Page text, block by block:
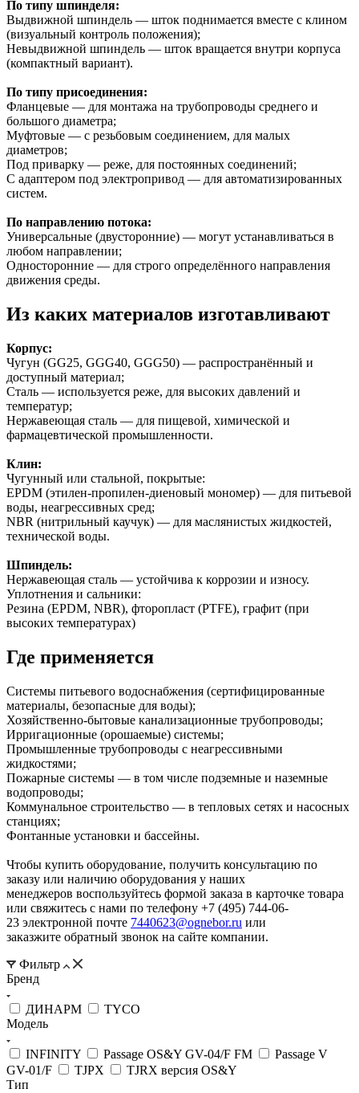
По типу шпинделя:
Выдвижной шпиндель — шток поднимается вместе с клином
(визуальный контроль положения);
Невыдвижной шпиндель — шток вращается внутри корпуса
(компактный вариант).
По типу присоединения:
Фланцевые — для монтажа на трубопроводы среднего и
большого диаметра;
Муфтовые — с резьбовым соединением, для малых
диаметров;
Под приварку — реже, для постоянных соединений;
С адаптером под электропривод — для автоматизированных
систем.
По направлению потока:
Универсальные (двусторонние) — могут устанавливаться в
любом направлении;
Односторонние — для строго определённого направления
движения среды.
Из каких материалов изготавливают
Корпус:
Чугун (GG25, GGG40, GGG50) — распространённый и
доступный материал;
Сталь — используется реже, для высоких давлений и
температур;
Нержавеющая сталь — для пищевой, химической и
фармацевтической промышленности.
Клин:
Чугунный или стальной, покрытые:
EPDM (этилен-пропилен-диеновый мономер) — для питьевой
воды, неагрессивных сред;
NBR (нитрильный каучук) — для маслянистых жидкостей,
технической воды.
Шпиндель:
Нержавеющая сталь — устойчива к коррозии и износу.
Уплотнения и сальники:
Резина (EPDM, NBR), фторопласт (PTFE), графит (при
высоких температурах)
Где применяется
Системы питьевого водоснабжения (сертифицированные
материалы, безопасные для воды);
Хозяйственно-бытовые канализационные трубопроводы;
Ирригационные (орошаемые) системы;
Промышленные трубопроводы с неагрессивными
жидкостями;
Пожарные системы — в том числе подземные и наземные
водопроводы;
Коммунальное строительство — в тепловых сетях и насосных
станциях;
Фонтанные установки и бассейны.
Чтобы купить оборудование, получить консультацию по
заказу или наличию оборудования у наших
менеджеров воспользуйтесь формой заказа в карточке товара
или свяжитесь с нами по телефону +7 (495) 744-06-
23 электронной почте 7440623@ognebor.ru или
заказжите обратный звонок на сайте компании.
Фильтр
Бренд
ДИНАРМ
TYCO
Модель
INFINITY Passage OS&Y GV-04/F FM
Passage V
GV-01/F
TJPX
TJRX версия OS&Y
Тип